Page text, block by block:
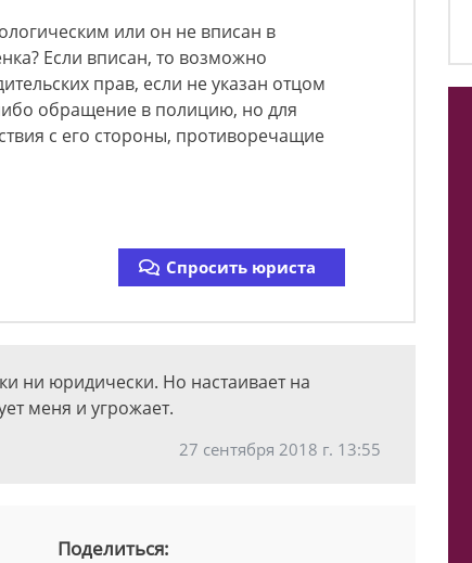
или он не вписан в
Если вписан, то возможно
прав, если не указан отцом
обращение в полицию, но для
с его стороны, противоречащие
Спросить юриста
ни юридически. Но настаивает на
меня и угрожает.
27 сентября 2018 г. 13:55
Поделиться: